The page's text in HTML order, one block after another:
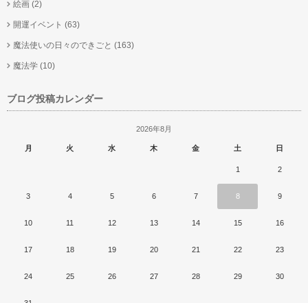
絵画 (2)
開運イベント (63)
魔法使いの日々のできごと (163)
魔法学 (10)
ブログ投稿カレンダー
2026年8月
月 火 水 木 金 土 日
1 2
3 4 5 6 7 8 9
10 11 12 13 14 15 16
17 18 19 20 21 22 23
24 25 26 27 28 29 30